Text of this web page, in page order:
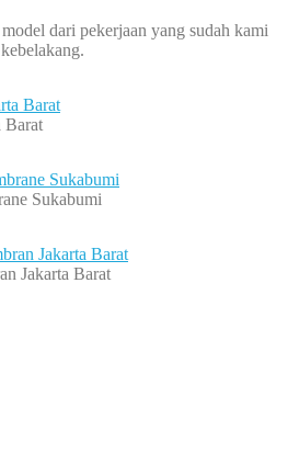
dari pekerjaan yang sudah kami
Barat
Sukabumi
Jakarta Barat